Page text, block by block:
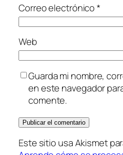
Correo electrónico*
Web
Guarda mi nombre,
en este navegador
comente.
Este sitio usa Akismet